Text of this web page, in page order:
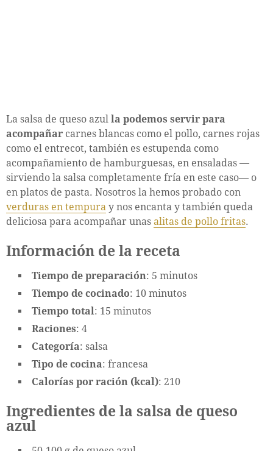
La salsa de queso azul la podemos servir para
acompañar carnes blancas como el pollo, carnes rojas
como el entrecot, también es estupenda como
acompañamiento de hamburguesas, en ensaladas —
sirviendo la salsa completamente fría en este caso— o
en platos de pasta. Nosotros la hemos probado con
verduras en tempura y nos encanta y también queda
deliciosa para acompañar unas alitas de pollo fritas.
Información de la receta
Tiempo de preparación: 5 minutos
Tiempo de cocinado: 10 minutos
Tiempo total: 15 minutos
Raciones: 4
Categoría: salsa
Tipo de cocina: francesa
Calorías por ración (kcal): 210
Ingredientes de la salsa de queso
azul